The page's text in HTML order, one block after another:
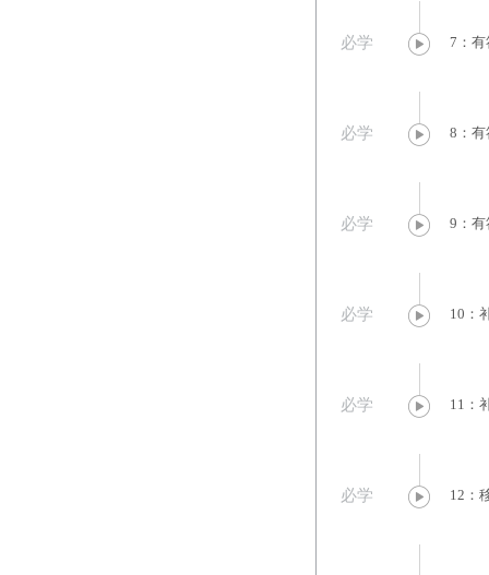
必学 7：有
必学 8：有
必学 9：有
必学 10：
必学 11：
必学 12：